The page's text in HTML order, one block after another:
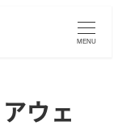
MENU
ウェ